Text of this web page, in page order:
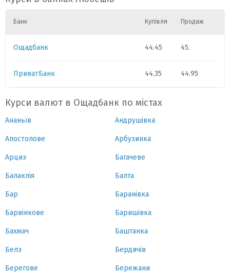
Банк Купівля Продаж
Ощадбанк 44.45 45.
ПриватБанк 44.35 44.95
Курси валют в Ощадбанк по містах
Ананьїв Андрушівка
Апостолове Арбузинка
Арциз Багачеве
Балаклія Балта
Бар Баранівка
Барвінкове Баришівка
Бахмач Баштанка
Белз Бердичів
Берегове Бережани